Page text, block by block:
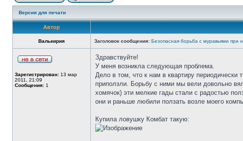
Версия для печати
Автор
Валькирия Заголовок сообщения: Безопасная борьба с муравьями при
Зарегистрирован: 13 мар
2011, 21:09
Сообщения: 1
Здравствуйте!
У меня возникла следующая проблема.
Дело в том, что к нам в квартиру
приползли. Борьбу с ними мы вели довольно
хомячок) эти мелкие гады стали с радостью
они и раньше любили ползать возле моего
Купила ловушку Комбат такую: